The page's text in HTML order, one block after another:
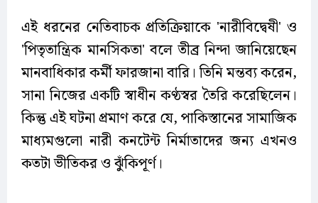
এই ধরনের নেতিবাচক প্রতিক্রিয়াকে 'নারীবিদ্বেষী' ও
'পিতৃতান্ত্রিক মানসিকতা' বলে তীব্র নিন্দা জানিয়েছেন
মানবাধিকার কর্মী ফারজানা বারি। তিনি মন্তব্য করেন,
সানা নিজের একটি স্বাধীন কণ্ঠস্বর তৈরি করেছিলেন।
কিন্তু এই ঘটনা প্রমাণ করে যে, পাকিস্তানের সামাজিক
মাধ্যমগুলো নারী কনটেন্ট নির্মাতাদের জন্য এখনও
কতটা ভীতিকর ও ঝুঁকিপূর্ণ।